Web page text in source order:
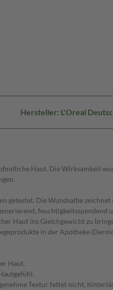
Hersteller: L'Oreal
Haut. Die Wirksamkeit
Die Wundsalbe
feuchtigkeitsspendend
ins Gleichgewicht zu
in der Apotheke
Haut.
Textur fettet nicht,